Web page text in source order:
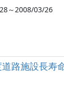
～2008/03/26
道路施設長